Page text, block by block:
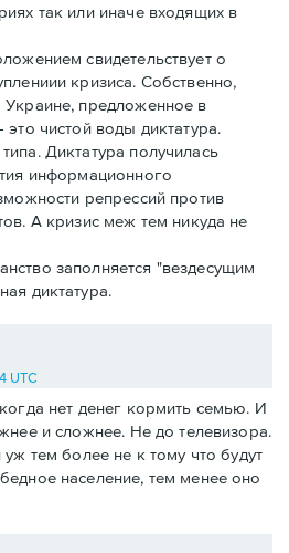
так или иначе входящих в
свидетельствует о
кризиса. Собственно,
предложенное в
чистой воды диктатура.
Диктатура получилась
информационного
репрессий против
А кризис меж тем никуда не
заполняется "вездесущим
диктатура.
UTC
нет денег кормить семью. И
и сложнее. Не до телевизора.
тем более не к тому что будут
население, тем менее оно